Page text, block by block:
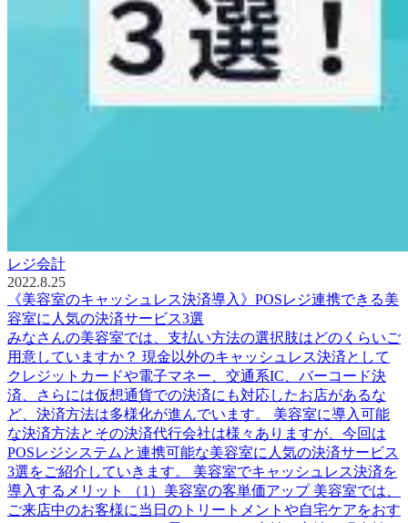
レジ会計
2022.8.25
《美容室のキャッシュレス決済導入》POSレジ連携できる美
容室に人気の決済サービス3選
みなさんの美容室では、支払い方法の選択肢はどのくらいご
用意していますか？ 現金以外のキャッシュレス決済として
クレジットカードや電子マネー、交通系IC、バーコード決
済、さらには仮想通貨での決済にも対応したお店があるな
ど、決済方法は多様化が進んでいます。 美容室に導入可能
な決済方法とその決済代行会社は様々ありますが、今回は
POSレジシステムと連携可能な美容室に人気の決済サービス
3選をご紹介していきます。 美容室でキャッシュレス決済を
導入するメリット （1）美容室の客単価アップ 美容室では、
ご来店中のお客様に当日のトリートメントや自宅ケアをおす